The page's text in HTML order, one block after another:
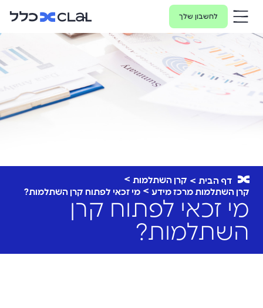
לחשבון שלך
דף הבית
קרן השתלמות
קרן השתלמות מרכז מידע
מי זכאי לפתוח קרן השתלמות?
מי זכאי לפתוח קרן
השתלמות?